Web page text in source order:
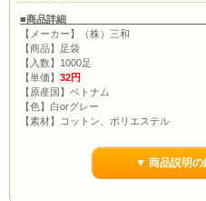
■商品詳
【メーカー】（株）三和
【商品】足袋
【入数】1000足
【単価】 32円
【原産国】ベトナム
【色】白orグレー
【素材】コットン、ポリエステル
※フリーサイズとなっておりますが、足
▼ 商品説明